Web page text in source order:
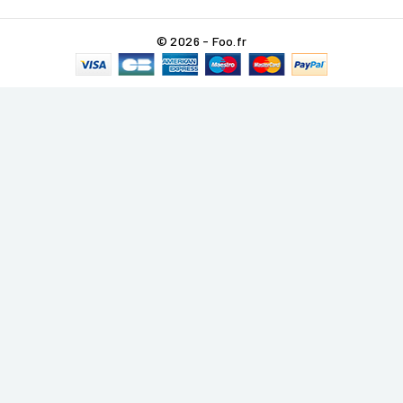
© 2026 - Foo.fr